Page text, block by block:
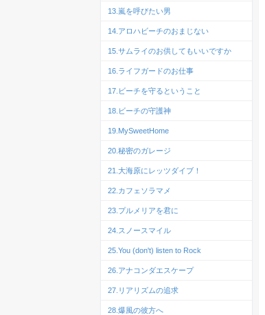
13.嵐を呼びたい男
14.アロハビーチのおまじない
15.サムライのお供してもいいですか
16.ライフガードのお仕事
17.ビーチを守るということ
18.ビーチの守護神
19.MySweetHome
20.秘密のガレージ
21.大海原にレッツダイブ！
22.カフェソラマメ
23.プルメリアを君に
24.スノースマイル
25.You (don't) listen to Rock
26.アナコンダエスケープ
27.リアリズムの追求
28.爆風の彼方へ